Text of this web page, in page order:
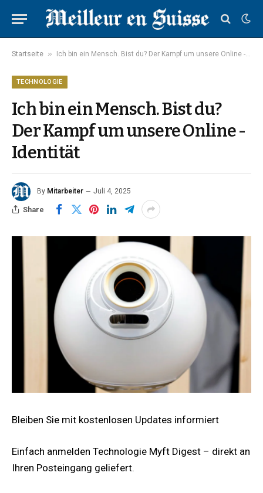
Startseite » Ich bin ein Mensch. Bist du? Der Kampf um unsere Online -Identität
TECHNOLOGIE
Ich bin ein Mensch. Bist du?
Der Kampf um unsere Online -
Identität
By Mitarbeiter Juli 4, 2025
Share
Bleiben Sie mit kostenlosen Updates informiert
Einfach anmelden Technologie Myft Digest – direkt an
Ihren Posteingang geliefert.